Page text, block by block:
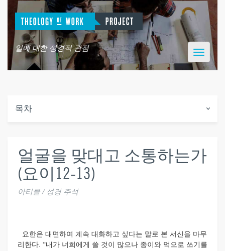
일에 대한 성경적 관점
Toggle
목차
얼굴을 맞대고 소통하는가
(요이12-13)
아티클 / 성경 주석
요한은 대면하여 계속 대화하고 싶다는 말로 본 서신을 마무
리한다. “내가 너희에게 쓸 것이 많으나 종이와 먹으로 쓰기를